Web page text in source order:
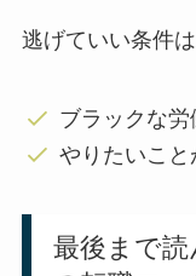
逃げていい条件は
ブラックな
やりたいこ
最後まで